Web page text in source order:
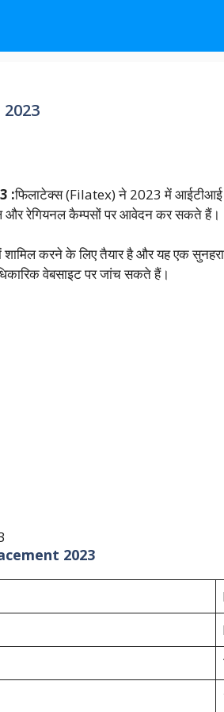
:फिलाटेक्स (Filatex) ने 2023 में आईटीआई
और रेगियनल कैम्पसों पर आवेदन कर सकते हैं।
करने के लिए तैयार है और यह एक
वेबसाइट पर जांच सकते हैं।
2023